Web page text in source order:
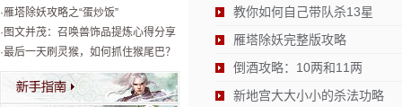
或为绝杀神器
·雁塔除妖攻略之“蛋炒饭”
·图文并茂：召唤兽饰品提炼心得分享
·最后一天刷灵猴，如何抓住猴尾巴？
教你如何自己带队杀13星
雁塔除妖完整版攻略
倒酒攻略：10两和11两
新地宫大大小小的杀法功略